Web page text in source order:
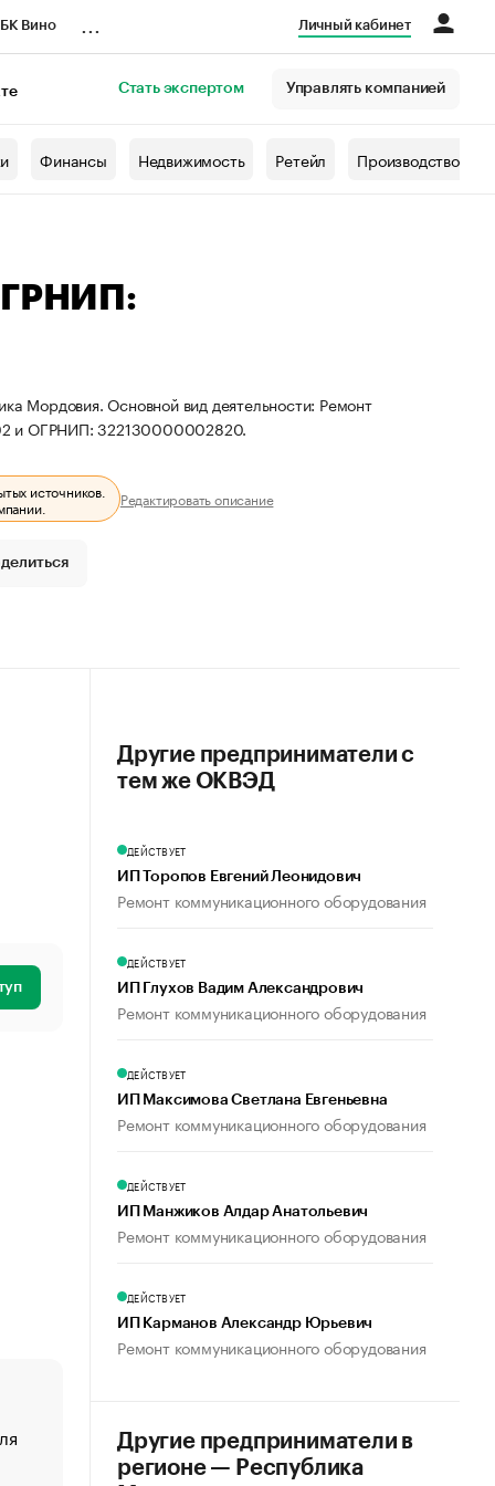
Вино Личный кабинет
Стать экспертом Управлять компанией
Финансы Недвижимость Ретейл Производство
Мордовия. Основной вид деятельности: Ремонт
и ОГРНИП: 322130000002820.
источников.
Редактировать описание
«От спорта тело стареет иначе». Как живет глава
создавшей GTA
Другие предприниматели с
тем же ОКВЭД
ДЕЙСТВУЕТ
ИП Торопов Евгений Леонидович
Ремонт коммуникационного оборудования
ДЕЙСТВУЕТ
ИП Глухов Вадим Александрович
Ремонт коммуникационного оборудования
ДЕЙСТВУЕТ
ИП Максимова Светлана Евгеньевна
Ремонт коммуникационного оборудования
ДЕЙСТВУЕТ
ИП Манжиков Алдар Анатольевич
Ремонт коммуникационного оборудования
ДЕЙСТВУЕТ
ИП Карманов Александр Юрьевич
Ремонт коммуникационного оборудования
Другие предприниматели в
регионе — Республика